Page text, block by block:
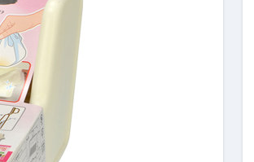
通
欺 #詐欺 #弁護士 #法律
法